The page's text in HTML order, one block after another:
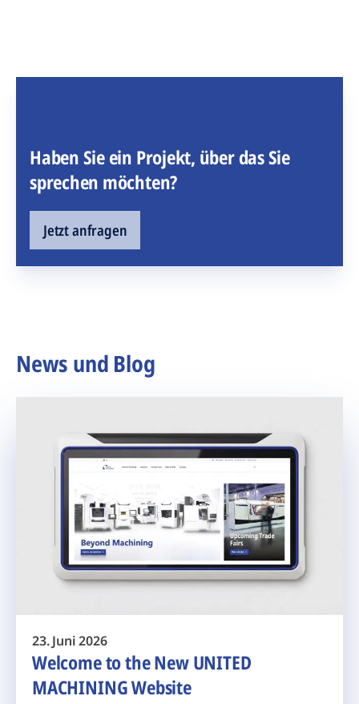
Haben Sie ein Projekt, über das Sie
sprechen möchten?
Jetzt anfragen
News und Blog
23. Juni 2026
Welcome to the New UNITED
MACHINING Website